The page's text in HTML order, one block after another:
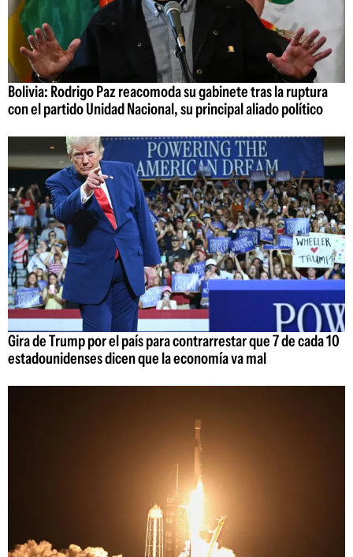
Bolivia: Rodrigo Paz reacomoda su gabinete tras la ruptura
con el partido Unidad Nacional, su principal aliado político
Gira de Trump por el país para contrarrestar que 7 de cada 10
estadounidenses dicen que la economía va mal